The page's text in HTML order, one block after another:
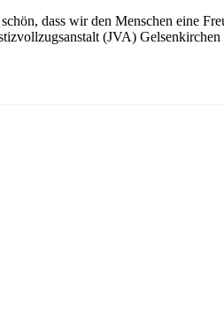
dass wir den Menschen eine
(JVA)